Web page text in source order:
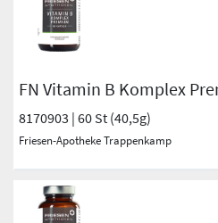
FN Vitamin B Komplex
8170903 | 60 St (40,5g)
Friesen-Apotheke Trappenkamp